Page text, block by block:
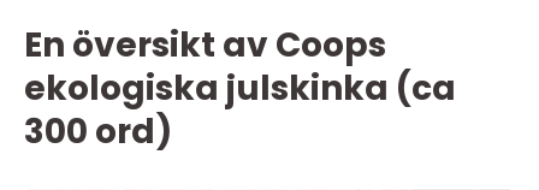
En översikt av Coops
ekologiska julskinka (ca
300 ord)